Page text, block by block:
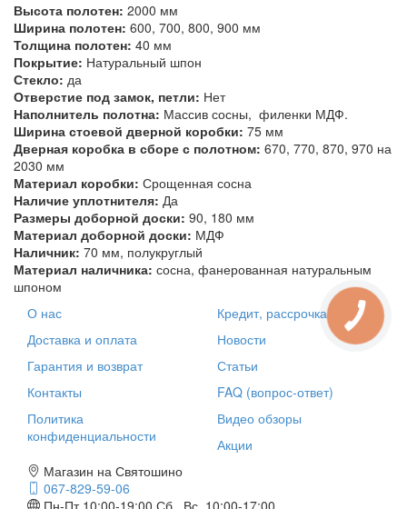
Высота полотен: 2000 мм
Ширина полотен: 600, 700, 800, 900 мм
Толщина полотен: 40 мм
Покрытие: Натуральный шпон
Стекло: да
Отверстие под замок, петли: Нет
Наполнитель полотна: Массив сосны, филенки МДФ.
Ширина стоевой дверной коробки: 75 мм
Дверная коробка в сборе с полотном: 670, 770, 870, 970 на
2030 мм
Материал коробки: Срощенная сосна
Наличие уплотнителя: Да
Размеры доборной доски: 90, 180 мм
Материал доборной доски: МДФ
Наличник: 70 мм, полукруглый
Материал наличника: сосна, фанерованная натуральным
шпоном
О нас
Доставка и оплата
Гарантия и возврат
Контакты
Политика
конфиденциальности
Кредит, рассрочка
Новости
Статьи
FAQ (вопрос-ответ)
Видео обзоры
Акции
Магазин на Святошино
067-829-59-06